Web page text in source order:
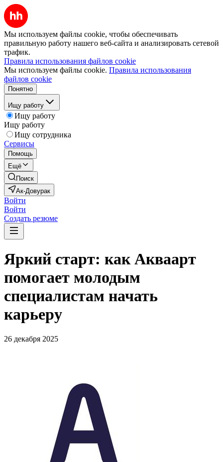
Мы используем файлы cookie, чтобы обеспечивать
правильную работу нашего веб-сайта и анализировать сетевой
трафик.
Правила использования файлов cookie
Мы используем файлы cookie. Правила использования
файлов cookie
Понятно
Ищу работу
Ищу работу
Ищу работу
Ищу сотрудника
Сервисы
Помощь
Ещё
Поиск
Ак-Довурак
Войти
Войти
Создать резюме
Яркий старт: как Акваарт
помогает молодым
специалистам начать
карьеру
26 декабря 2025